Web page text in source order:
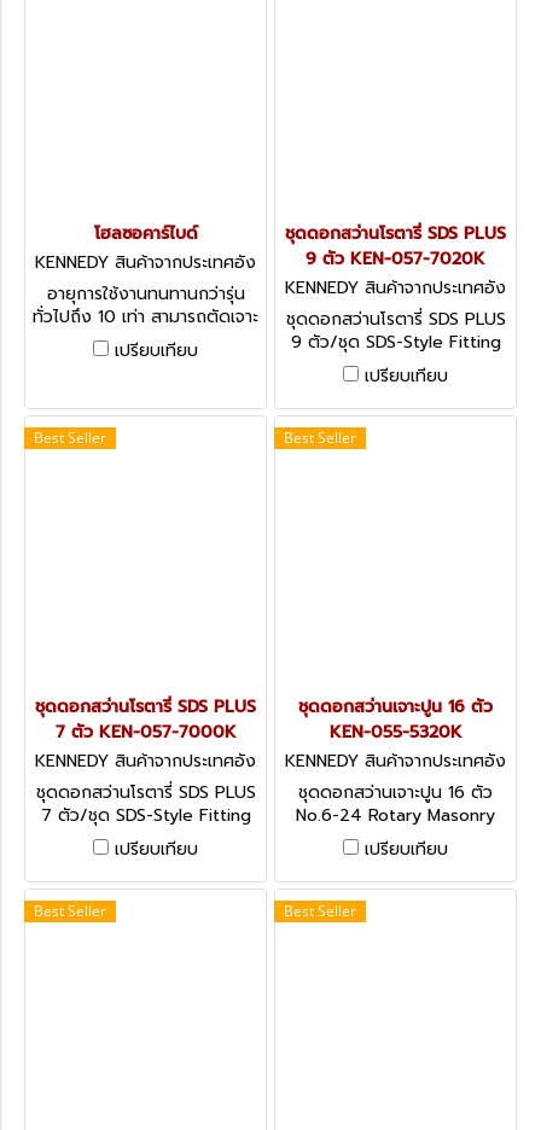
โฮลซอคาร์ไบด์
KENNEDY สินค้าจากประเทศอัง
กฤษ KEN-050-7180K
อายุการใช้งานทนทานกว่ารุ่น
ทั่วไปถึง 10 เท่า สามารถตัดเจาะ
ท่อเหล็ก และสแตนเลส ใช้ร่วม
กับแกนมาตรฐาน มีขนาดเส้น
- 105 มม. Kennedy Carbide
Tipped Holesaws
เปรียบเทียบ
ชุดดอกสว่านโรตารี่ SDS PLUS
9 ตัว KEN-057-7020K
KENNEDY สินค้าจากประเทศอัง
กฤษ KEN-057-7020K
ชุดดอกสว่านโรตารี่ SDS PLUS
9 ตัว/ชุด SDS-Style Fitting
Drill Bit Sets
เปรียบเทียบ
Best Seller
ชุดดอกสว่านโรตารี่ SDS PLUS
7 ตัว KEN-057-7000K
KENNEDY สินค้าจากประเทศอัง
กฤษ-1
ชุดดอกสว่านโรตารี่ SDS PLUS
7 ตัว/ชุด SDS-Style Fitting
Drill Bit Sets
เปรียบเทียบ
Best Seller
ชุดดอกสว่านเจาะปูน 16 ตัว
KEN-055-5320K
KENNEDY สินค้าจากประเทศอัง
กฤษ-1
ชุดดอกสว่านเจาะปูน 16 ตัว
No.6-24 Rotary Masonry
Drill Bit Sets 16 Piece -
Standard & Medium Length
เปรียบเทียบ
Best Seller Best Seller